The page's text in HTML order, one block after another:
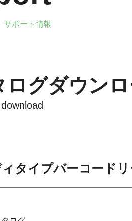
サポート情報
ログダウン
タイプバーコードリ